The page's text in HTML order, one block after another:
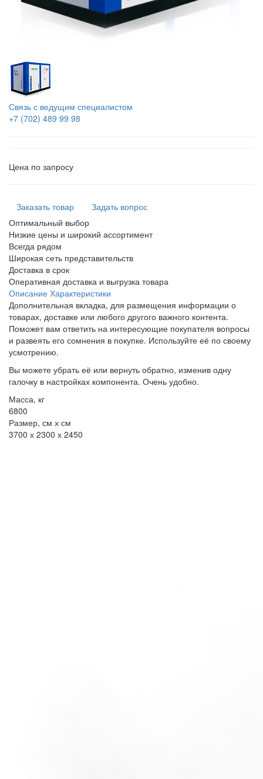
Связь с ведущим специалистом
+7 (702) 489 99 98
Цена по запросу
Заказать товар
Задать вопрос
Оптимальный выбор
Низкие цены и широкий ассортимент
Всегда рядом
Широкая сеть представительств
Доставка в срок
Оперативная доставка и выгрузка товара
Описание Характеристики
Дополнительная вкладка, для размещения информации о
товарах, доставке или любого другого важного контента.
Поможет вам ответить на интересующие покупателя вопросы
и развеять его сомнения в покупке. Используйте её по своему
усмотрению.
Вы можете убрать её или вернуть обратно, изменив одну
галочку в настройках компонента. Очень удобно.
Масса, кг
6800
Размер, см х см
3700 х 2300 х 2450